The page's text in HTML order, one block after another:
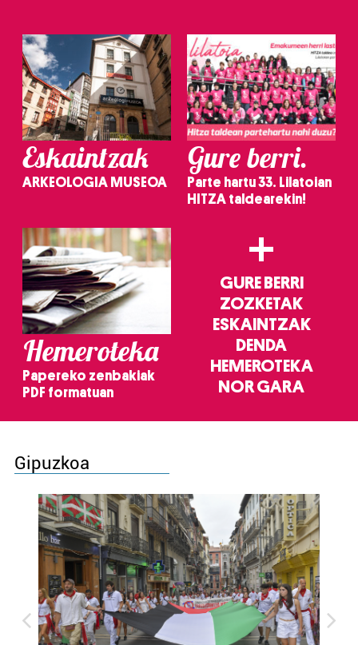
Eskaintzak
ARKEOLOGIA MUSEOA
Gure berri.
Parte hartu 33. Lilatoian
HITZA taldearekin!
Hemeroteka
Papereko zenbakiak
PDF formatuan
+
GURE BERRI
ZOZKETAK
ESKAINTZAK
DENDA
HEMEROTEKA
NOR GARA
Gipuzkoa